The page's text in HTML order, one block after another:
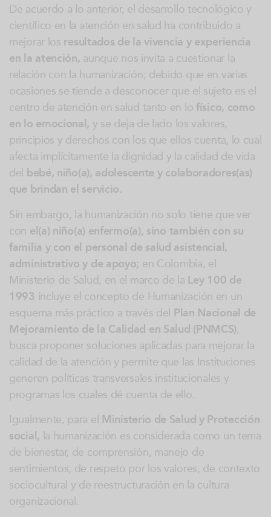
De acuerdo a lo anterior, el desarrollo tecnológico y
científico en la atención en salud ha contribuido a
mejorar los resultados de la vivencia y experiencia
en la atención, aunque nos invita a cuestionar la
relación con la humanización; debido que en varias
ocasiones se tiende a desconocer que el sujeto es el
centro de atención en salud tanto en lofísico, como
en lo emocional, y se deja de lado los valores,
principios y derechos con los que ellos cuenta, lo cual
afecta implícitamente la dignidad y la calidad de vida
del bebé, niño(a), adolescente y colaboradores(as)
que brindan el servicio.
Sin embargo, la humanización no solo tiene que ver
con el(a) niño(a) enfermo(a), sino también con su
familia y con el personal de salud asistencial,
administrativo y de apoyo; en Colombia, el
Ministerio de Salud, en el marco de la Ley 100 de
1993 incluye el concepto de Humanización en un
esquema más práctico a través del Plan Nacional de
Mejoramiento de la Calidad en Salud (PNMCS),
busca proponer soluciones aplicadas para mejorar la
calidad de la atención y permite que las Instituciones
generen políticas transversales institucionales y
programas los cuales dé cuenta de ello.
Igualmente, para el Ministerio de Salud y Protección
social, la humanización es considerada como un tema
de bienestar, de comprensión, manejo de
sentimientos, de respeto por los valores, de contexto
sociocultural y de reestructuración en la cultura
organizacional.